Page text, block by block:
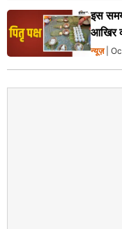
इस
आखिर
न्यूज़|